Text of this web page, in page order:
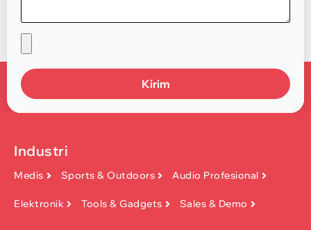
Kirim
Industri
Medis Sports & Outdoors Audio Profesional
Elektronik Tools & Gadgets Sales & Demo